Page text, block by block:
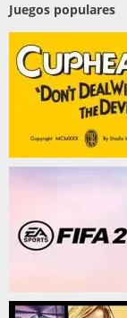
Juegos populares